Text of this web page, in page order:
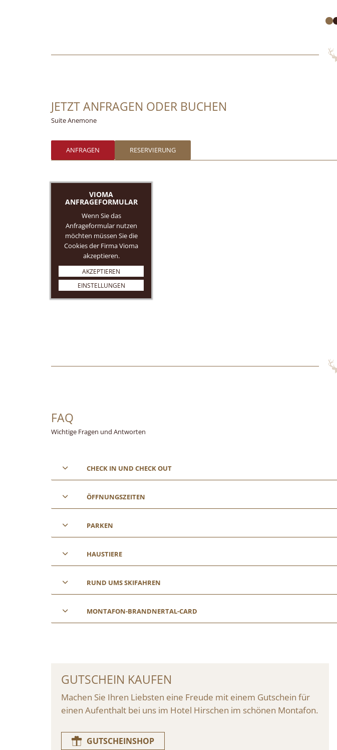
JETZT ANFRAGEN ODER BUCHEN
Suite Anemone
ANFRAGEN RESERVIERUNG
VIOMA
ANFRAGEFORMULAR
Wenn Sie das
Anfrageformular nutzen
möchten müssen Sie die
Cookies der Firma Vioma
akzeptieren.
AKZEPTIEREN
EINSTELLUNGEN
FAQ
Wichtige Fragen und Antworten
CHECK IN UND CHECK OUT
ÖFFNUNGSZEITEN
PARKEN
HAUSTIERE
RUND UMS SKIFAHREN
MONTAFON-BRANDNERTAL-CARD
GUTSCHEIN KAUFEN
Machen Sie Ihren Liebsten eine Freude mit einem Gutschein für
einen Aufenthalt bei uns im Hotel Hirschen im schönen Montafon.
GUTSCHEINSHOP